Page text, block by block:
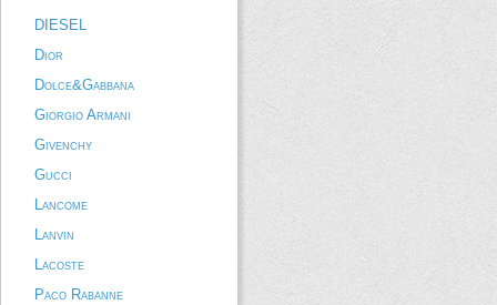
DIESEL
Dior
Dolce&Gabbana
Giorgio Armani
Givenchy
Gucci
Lancome
Lanvin
Lacoste
Paco Rabanne